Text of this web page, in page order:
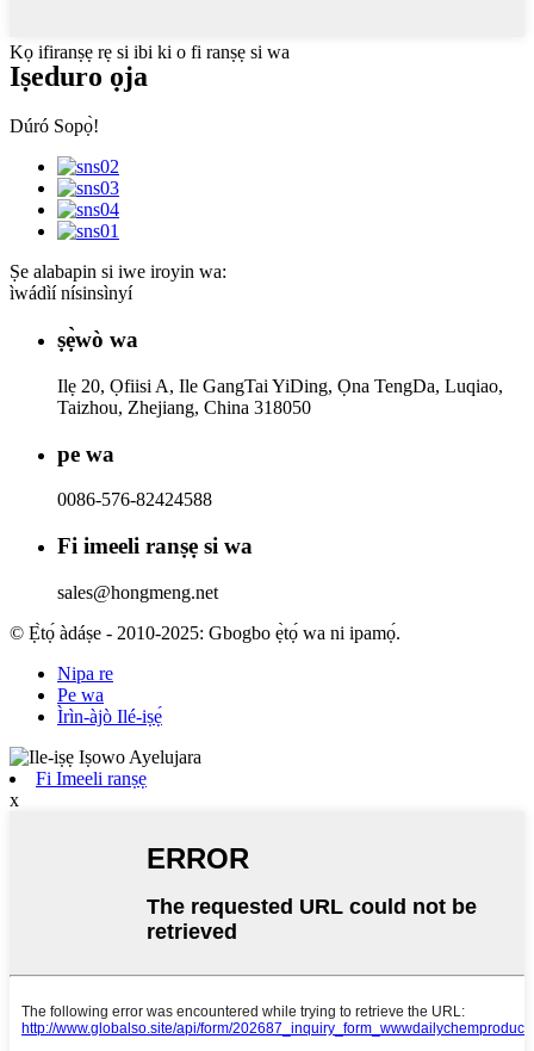
Kọ ifiranṣẹ rẹ si ibi ki o fi ranṣẹ si wa
Iṣeduro ọja
Dúró Sopọ̀!
Ṣe alabapin si iwe iroyin wa:
ìwádìí nísinsìnyí
ṣẹ̀wò wa
Ilẹ 20, Ọfiisi A, Ile GangTai YiDing, Ọna TengDa, Luqiao,
Taizhou, Zhejiang, China 318050
pe wa
0086-576-82424588
Fi imeeli ranṣẹ si wa
sales@hongmeng.net
© Ẹ̀tọ́ àdáṣe - 2010-2025: Gbogbo ẹ̀tọ́ wa ni ipamọ́.
Nipa re
Pe wa
Ìrìn-àjò Ilé-iṣẹ́
Fi Imeeli ranṣẹ
x